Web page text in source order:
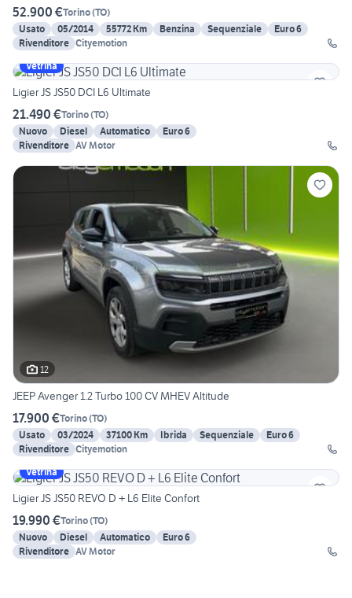
52.900 €Torino(TO)
Usato
05/2014 55772 Km Benzina Sequenziale
Euro 6
Rivenditore Cityemotion
Vetrina
Ligier JS JS50 DCI L6 Ultimate
21.490 €Torino(TO)
Nuovo
Diesel Automatico
Euro 6
Rivenditore AV Motor
12
JEEP Avenger 1.2 Turbo 100 CV MHEV Altitude
17.900 €Torino(TO)
Usato
03/2024 37100 Km Ibrida Sequenziale
Euro 6
Rivenditore Cityemotion
Vetrina
Ligier JS JS50 REVO D + L6 Elite Confort
19.990 €Torino(TO)
Nuovo
Diesel Automatico
Euro 6
Rivenditore AV Motor